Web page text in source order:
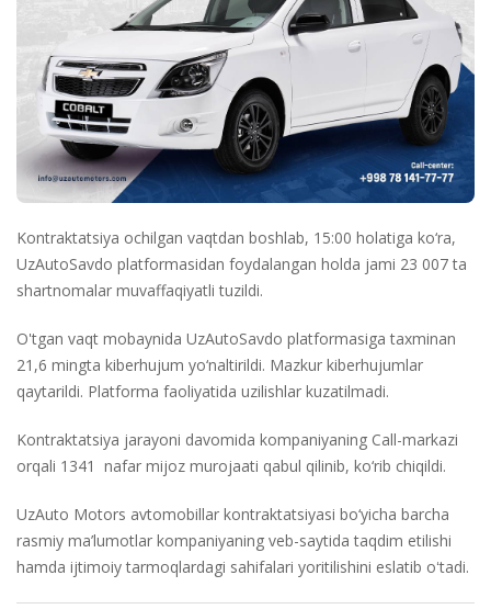
Kontraktatsiya ochilgan vaqtdan boshlab, 15:00 holatiga ko‘ra,
UzAutoSavdo platformasidan foydalangan holda jami 23 007 ta
shartnomalar muvaffaqiyatli tuzildi.
O'tgan vaqt mobaynida UzAutoSavdo platformasiga taxminan
21,6 mingta kiberhujum yo‘naltirildi. Mazkur kiberhujumlar
qaytarildi. Platforma faoliyatida uzilishlar kuzatilmadi.
Kontraktatsiya jarayoni davomida kompaniyaning Call-markazi
orqali 1341 nafar mijoz murojaati qabul qilinib, ko‘rib chiqildi.
UzAuto Motors avtomobillar kontraktatsiyasi bo‘yicha barcha
rasmiy ma’lumotlar kompaniyaning veb-saytida taqdim etilishi
hamda ijtimoiy tarmoqlardagi sahifalari yoritilishini eslatib oʻtadi.